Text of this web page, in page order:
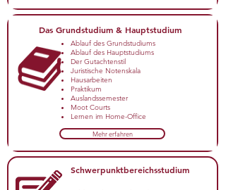
Das Grundstudium & Hauptstudium
Ablauf des Grundstudiums
Ablauf des Hauptstudiums
Der Gutachtenstil
Juristische Notenskala
Hausarbeiten
Praktikum
Auslandssemester
Moot Courts
Lernen im Home-Office
Mehr erfahren
Schwerpunktbereichsstudium